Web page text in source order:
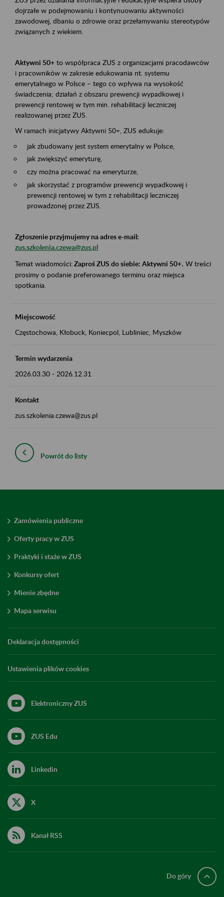
dojrzałe w podejmowaniu i kontynuowaniu aktywności
zawodowej, dbaniu o zdrowie oraz przełamywaniu stereotypów
związanych z wiekiem.
Aktywni 50+ to współpraca ZUS z organizacjami pracodawców
i pracowników w zakresie edukowania nt. systemu
emerytalnego w Polsce – tego co wpływa na wysokość
świadczenia; działań z obszaru prewencji wypadkowej i
prewencji rentowej w tym min. rehabilitacji leczniczej
realizowanej przez ZUS.
W ramach inicjatywy Aktywni 50+, ZUS edukuje:
jak zbudowany jest system emerytalny w Polsce,
jak zwiększyć emeryturę,
czy można pracować na emeryturze,
jak skorzystać z programów prewencji wypadkowej i
prewencji rentowej w tym z rehabilitacji leczniczej
prowadzonej przez ZUS.
Zgłoszenie przyjmujemy na adres e-mail:
zus.szkolenia.czewa@zus.pl
Temat wiadomości:Zaproś ZUS do siebie: Aktywni 50+. W treści
prosimy o podanie preferowanego terminu oraz miejsca
spotkania.
Miejscowość
Częstochowa, Kłobuck, Koniecpol, Lubliniec, Myszków
Termin wydarzenia
2026.03.30 - 2026.12.31
Kontakt
zus.szkolenia.czewa@zus.pl
Powrót do listy
Zamówienia publiczne
Oferty pracy w ZUS
Praktyki i staże w ZUS
Konkursy ofert
Mienie zbędne
Mapa serwisu
Deklaracja dostępności
Ustawienia plików cookies
Elektroniczny ZUS
ZUS Edu
Linkedin
X
Kanał RSS
Do góry